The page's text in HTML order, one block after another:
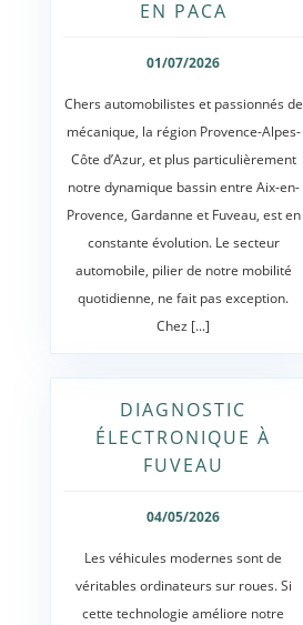
EN PACA
01/07/2026
Chers automobilistes et passionnés de
mécanique, la région Provence-Alpes-
Côte d’Azur, et plus particulièrement
notre dynamique bassin entre Aix-en-
Provence, Gardanne et Fuveau, est en
constante évolution. Le secteur
automobile, pilier de notre mobilité
quotidienne, ne fait pas exception.
Chez [...]
DIAGNOSTIC
ÉLECTRONIQUE À
FUVEAU
04/05/2026
Les véhicules modernes sont de
véritables ordinateurs sur roues. Si
cette technologie améliore notre